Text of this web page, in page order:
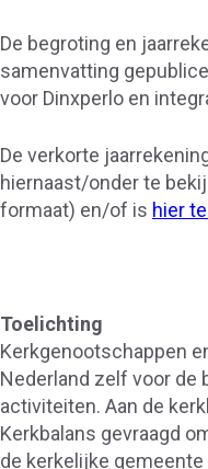
De begroting en
samenvatting
voor Dinxperlo en
De verkorte
hiernaast/onder te
formaat) en/of is hier
Toelichting
Kerkgenootschappen
Nederland zelf voor de
activiteiten. Aan de
Kerkbalans gevraagd
de kerkelijke